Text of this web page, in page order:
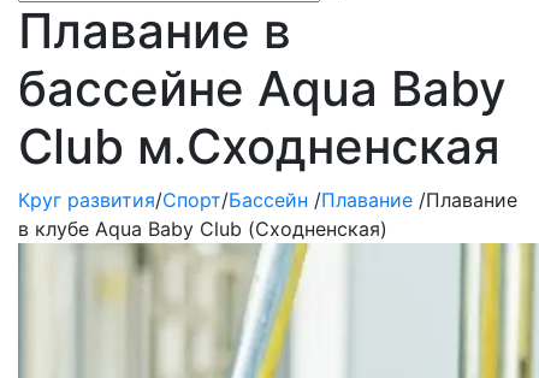
Плавание в
бассейне Aqua Baby
Club м.Сходненская
Круг развития/Спорт/Бассейн /Плавание /Плавание
в клубе Aqua Baby Club (Сходненская)